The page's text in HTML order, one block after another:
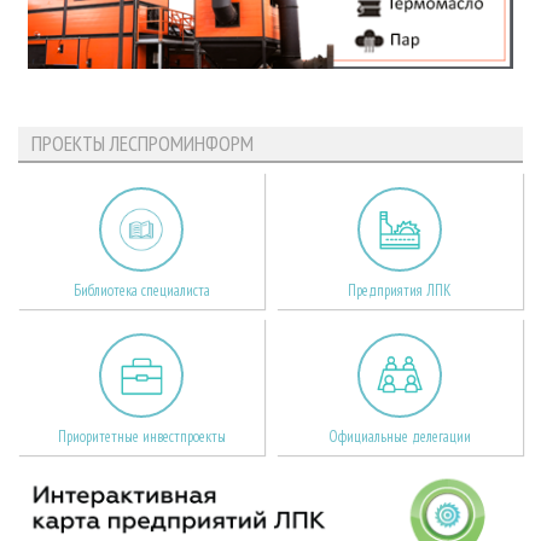
ПРОЕКТЫ ЛЕСПРОМИНФОРМ
Библиотека специалиста Предприятия ЛПК
Приоритетные инвестпроекты Официальные делегации